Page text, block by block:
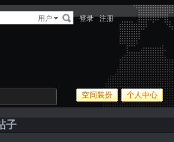
用户 登录 注册
空间装扮 个人中心
子